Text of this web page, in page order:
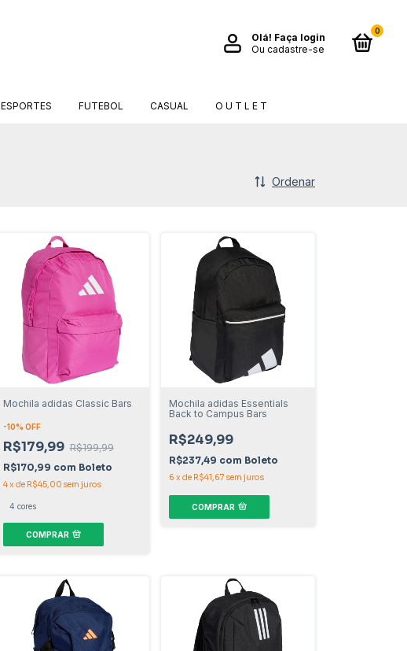
Olá! Faça login
Ou cadastre-se
0
ESPORTES FUTEBOL CASUAL O U T L E T
Ordenar
Mochila adidas Classic Bars
-10% OFF
R$179,99 R$199,99
R$170,99 com Boleto
4x de R$45,00 sem juros
4 cores
COMPRAR
Mochila adidas Essentials
Back to Campus Bars
R$249,99
R$237,49 com Boleto
6 x de R$41,67 sem juros
COMPRAR